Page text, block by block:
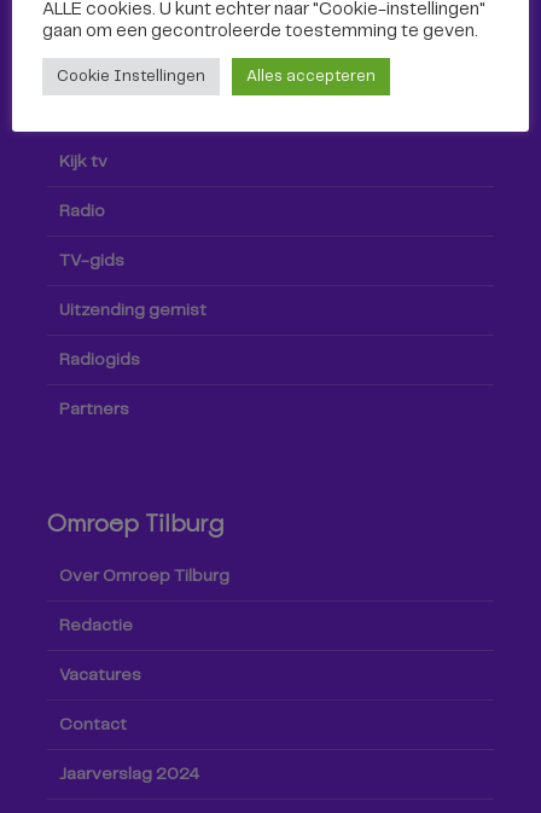
Kijk tv
Radio
TV-gids
Uitzending gemist
Radiogids
Partners
Omroep Tilburg
Over Omroep Tilburg
Redactie
Vacatures
Contact
Jaarverslag 2024
ALLE cookies. U kunt echter naar "Cookie-instellingen"
gaan om een ​​gecontroleerde toestemming te geven.
Cookie Instellingen Alles accepteren